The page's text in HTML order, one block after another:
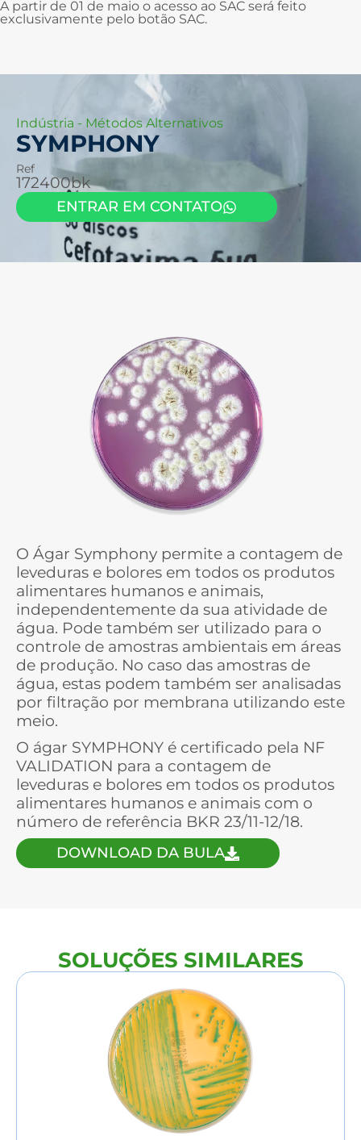
A partir de 01 de maio o acesso ao SAC será feito
exclusivamente pelo botão SAC.
Indústria - Métodos Alternativos
SYMPHONY
Ref
172400bk
ENTRAR EM CONTATO
O Ágar Symphony permite a contagem de
leveduras e bolores em todos os produtos
alimentares humanos e animais,
independentemente da sua atividade de
água. Pode também ser utilizado para o
controle de amostras ambientais em áreas
de produção. No caso das amostras de
água, estas podem também ser analisadas
por filtração por membrana utilizando este
meio.
O ágar SYMPHONY é certificado pela NF
VALIDATION para a contagem de
leveduras e bolores em todos os produtos
alimentares humanos e animais com o
número de referência BKR 23/11-12/18.
DOWNLOAD DA BULA
SOLUÇÕES SIMILARES